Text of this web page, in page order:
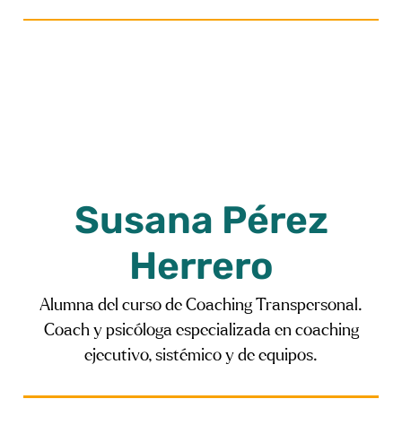
Susana Pérez
Herrero
Alumna del curso de Coaching Transpersonal.
Coach y psicóloga especializada en coaching
ejecutivo, sistémico y de equipos.